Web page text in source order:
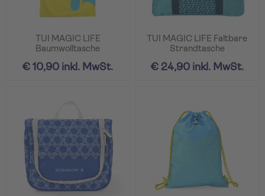
TUI MAGIC LIFE
Baumwolltasche
€ 10,90 inkl. MwSt.
TUI MAGIC LIFE Faltbare
Strandtasche
€ 24,90 inkl. MwSt.